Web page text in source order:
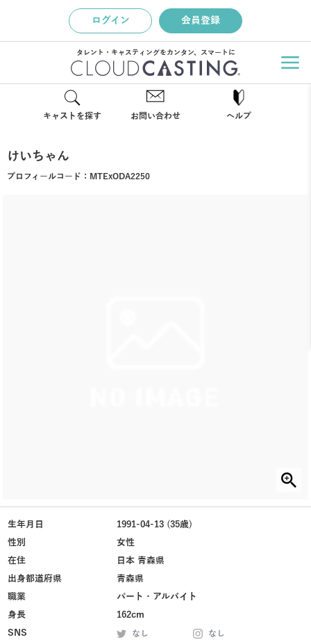
ログイン 会員登録
タレント・キャスティングをカンタン、スマートに
キャストを探す お問い合わせ ヘルプ
けいちゃん
プロフィールコード： MTExODA2250
生年月日
1991-04-13 (35歳)
性別
女性
在住
日本 青森県
出身都道府県
青森県
職業
パート・アルバイト
身長
162cm
SNS
なし
なし